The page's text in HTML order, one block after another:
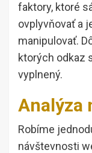
faktory, ktoré
ovplyvňovať a
manipulovať.
ktorých odkaz
vyplnený.
Analýza
Robíme
návštevnosti